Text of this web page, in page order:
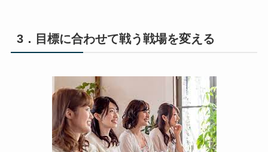
3．目標に合わせて戦う戦場を変える